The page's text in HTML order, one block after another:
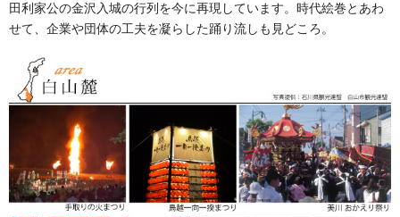
森景楽天市場店、森景ヤフーショッピング店で販売しておりま
す！
田利家公の金沢入城の行列を今に再現しています。時代絵巻とあわ
せて、企業や団体の工夫を凝らした踊り流しも見どころ。